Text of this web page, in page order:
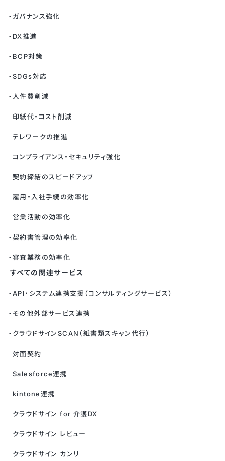
ガバナンス強化
DX推進
BCP対策
SDGs対応
人件費削減
印紙代・コスト削減
テレワークの推進
コンプライアンス・セキュリティ強化
契約締結のスピードアップ
雇用・入社手続の効率化
営業活動の効率化
契約書管理の効率化
審査業務の効率化
すべての関連サービス
API・システム連携支援（コンサルティングサービス）
その他外部サービス連携
クラウドサインSCAN（紙書類スキャン代行）
対面契約
Salesforce連携
kintone連携
クラウドサイン for 介護DX
クラウドサイン レビュー
クラウドサイン カンリ